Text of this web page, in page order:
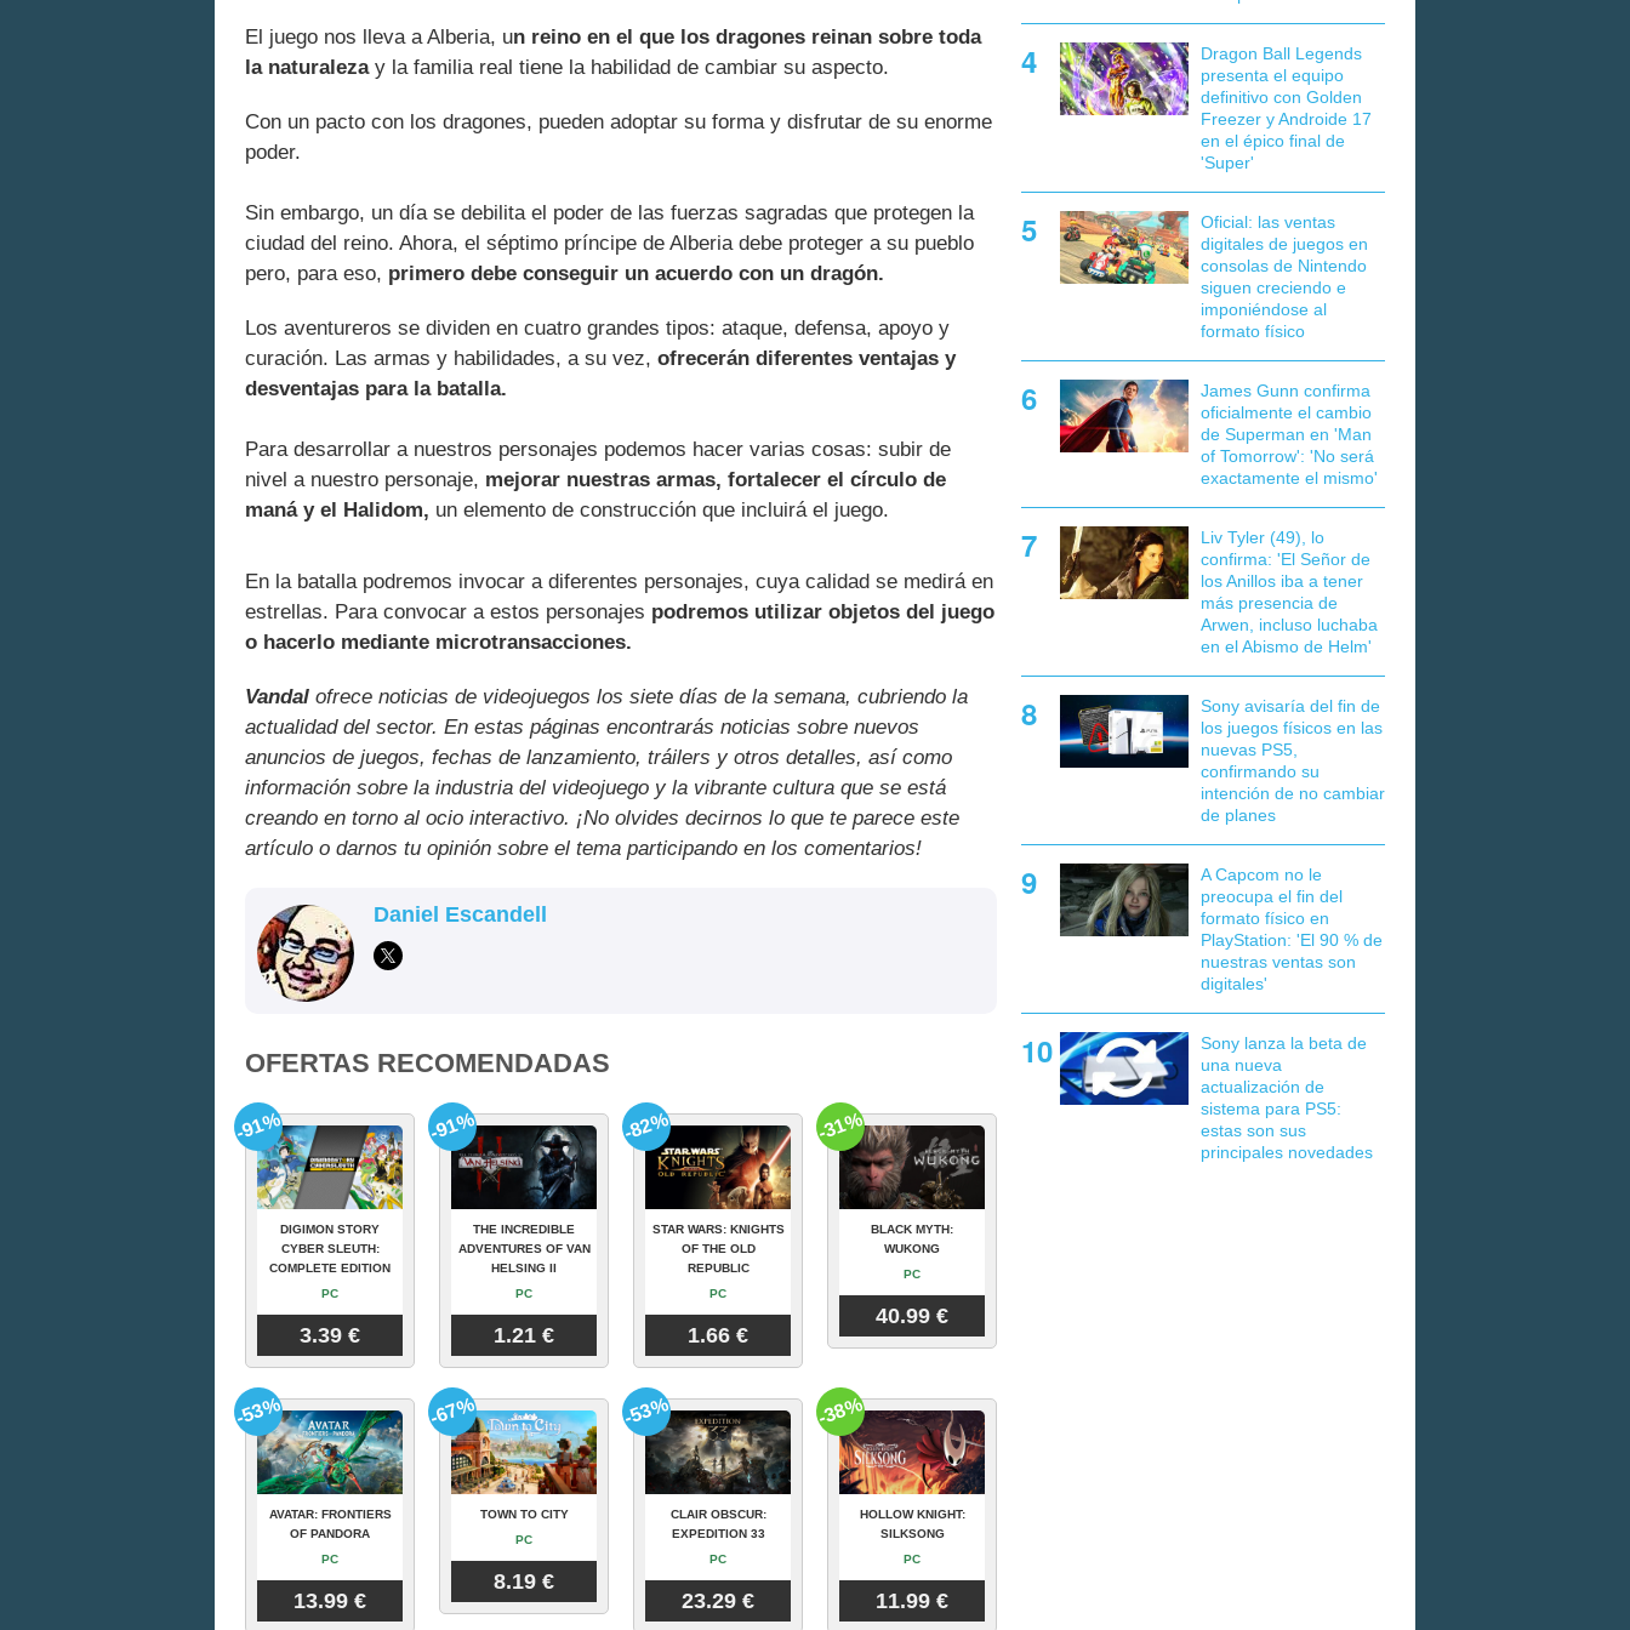
El juego nos lleva a Alberia, un reino en el que los dragones reinan sobre toda
la naturalezay la familia real tiene la habilidad de cambiar su aspecto.
Con un pacto con los dragones, pueden adoptar su forma y disfrutar de su enorme
poder.
Sin embargo, un día se debilita el poder de las fuerzas sagradas que protegen la
ciudad del reino. Ahora, el séptimo príncipe de Alberia debe proteger a su pueblo
pero, para eso, primero debe conseguir un acuerdo con un dragón.
Los aventureros se dividen en cuatro grandes tipos: ataque, defensa, apoyo y
curación. Las armas y habilidades, a su vez, ofrecerán diferentes ventajas y
desventajas para la batalla.
Para desarrollar a nuestros personajes podemos hacer varias cosas: subir de
nivel a nuestro personaje, mejorar nuestras armas, fortalecer el círculo de
maná y el Halidom, un elemento de construcción que incluirá el juego.
En la batalla podremos invocar a diferentes personajes, cuya calidad se medirá en
estrellas. Para convocar a estos personajes podremos utilizar objetos del juego
o hacerlo mediante microtransacciones.
Vandal ofrece noticias de videojuegos los siete días de la semana, cubriendo la
actualidad del sector. En estas páginas encontrarás noticias sobre nuevos
anuncios de juegos, fechas de lanzamiento, tráilers y otros detalles, así como
información sobre la industria del videojuego y la vibrante cultura que se está
creando en torno al ocio interactivo. ¡No olvides decirnos lo que te parece este
artículo o darnos tu opinión sobre el tema participando en los comentarios!
Daniel Escandell
OFERTAS RECOMENDADAS
DIGIMON STORY
CYBER SLEUTH:
COMPLETE EDITION
PC
3.39 €
-91%
THE INCREDIBLE
ADVENTURES OF VAN
HELSING II
PC
1.21 €
-91%
STAR WARS: KNIGHTS
OF THE OLD
REPUBLIC
PC
1.66 €
-82%
BLACK MYTH:
WUKONG
PC
40.99 €
-31%
AVATAR: FRONTIERS
OF PANDORA
PC
13.99 €
-53%
TOWN TO CITY
PC
8.19 €
-67%
CLAIR OBSCUR:
EXPEDITION 33
PC
23.29 €
-53%
HOLLOW KNIGHT:
SILKSONG
PC
11.99 €
-38%
Dragon Ball Legends
presenta el equipo
definitivo con Golden
Freezer y Androide 17
en el épico final de
'Super'
Oficial: las ventas
digitales de juegos en
consolas de Nintendo
siguen creciendo e
imponiéndose al
formato físico
James Gunn confirma
oficialmente el cambio
de Superman en 'Man
of Tomorrow': 'No será
exactamente el mismo'
Liv Tyler (49), lo
confirma: 'El Señor de
los Anillos iba a tener
más presencia de
Arwen, incluso luchaba
en el Abismo de Helm'
Sony avisaría del fin de
los juegos físicos en las
nuevas PS5,
confirmando su
intención de no cambiar
de planes
A Capcom no le
preocupa el fin del
formato físico en
PlayStation: 'El 90 % de
nuestras ventas son
digitales'
Sony lanza la beta de
una nueva
actualización de
sistema para PS5:
estas son sus
principales novedades